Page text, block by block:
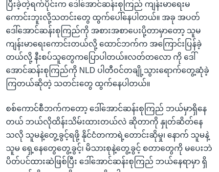
ပြီးခဲ့တဲ့ရက်ပိုင်းက ဒေါ်အောင်ဆန်းစုကြည် ကျန်းမာရေးမ
ကောင်းဘူးလို့သတင်းတွေ ထွက်ပေါ်နေပါတယ်။ အခု အပတ်
ဒေါ်အောင်ဆန်းစုကြည်ကို အစားအစာပေးပို့တာမှာတော့ သူမ
ကျန်းမာရေးကောင်းတယ်လို့ ထောင်ဘက်က အကြောင်းပြန်ခဲ့
တယ်လို့ နီးစပ်သူတွေကပြောပါတယ်။လတ်တလော ကို ဒေါ်
အောင်ဆန်းစုကြည်ကို NLD ပါတီဝင်တချို့သွားရောက်တွေ့ဆုံခဲ့
ကြတယ်ဆိုတဲ့ သတင်းတွေ ထွက်နေပါတယ်။
စစ်ကောင်စီဘက်ကတော့ ဒေါ်အောင်ဆန်းစုကြည် ဘယ်မှာရှိနေ
တယ် ဘယ်လိုထိန်းသိမ်းထားတယ်လဲ ဆိုတာကို နှုတ်ဆိတ်နေ
သလို သူမနဲ့တွေ့ခွင့်ရဖို့ နိုင်ငံတကာရဲ့တောင်းဆိုမှု၊ နောက် သူမနဲ့
သူမ ရှေ့နေတွေတွေ့ခွင့်၊ မိသားစုနဲ့တွေ့ခွင့် စတာတွေကို မပေးဘဲ
ပိတ်ပင်ထားဆဲဖြစ်ပြီး ဒေါ်အောင်ဆန်းစုကြည် ဘယ်နေရာမှာ ရှိ